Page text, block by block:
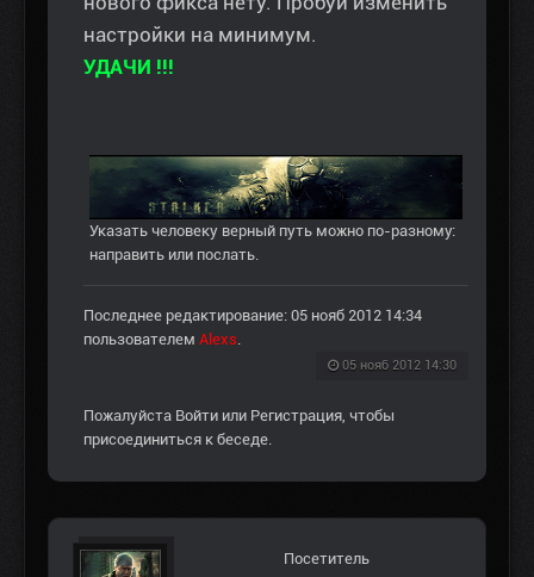
настройки на минимум.
УДАЧИ !!!
Указать человеку верный путь можно по-разному:
направить или послать.
Последнее редактирование: 05 нояб 2012 14:34
пользователем Alexs
05 нояб 2012 14:30
Пожалуйста Войти или Регистрация , чтобы
присоединиться к беседе.
Посетитель